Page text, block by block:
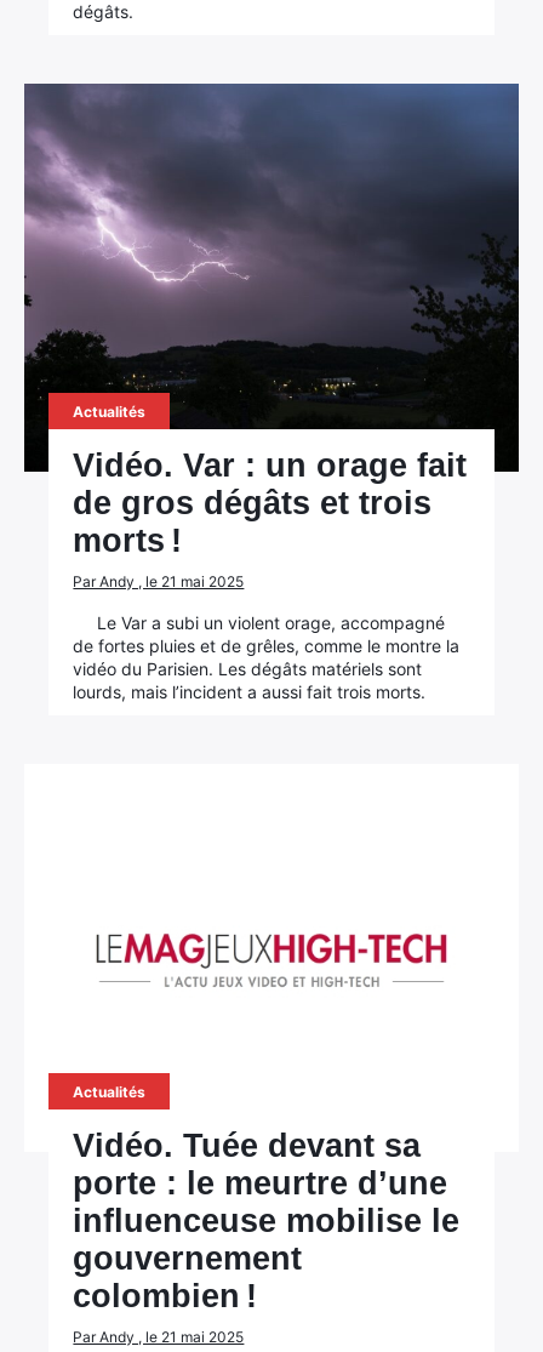
dégâts.
Actualités
Vidéo. Var : un orage fait
de gros dégâts et trois
morts !
Par Andy , le 21 mai 2025
Le Var a subi un violent orage, accompagné
de fortes pluies et de grêles, comme le montre la
vidéo du Parisien. Les dégâts matériels sont
lourds, mais l’incident a aussi fait trois morts.
Actualités
Vidéo. Tuée devant sa
porte : le meurtre d’une
influenceuse mobilise le
gouvernement
colombien !
Par Andy , le 21 mai 2025